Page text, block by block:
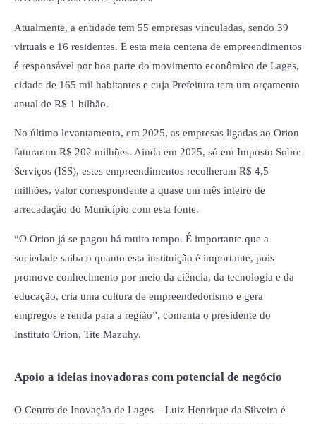
Atualmente, a entidade tem 55 empresas vinculadas, sendo 39
virtuais e 16 residentes. E esta meia centena de empreendimentos
é responsável por boa parte do movimento econômico de Lages,
cidade de 165 mil habitantes e cuja Prefeitura tem um orçamento
anual de R$ 1 bilhão.
No último levantamento, em 2025, as empresas ligadas ao Orion
faturaram R$ 202 milhões. Ainda em 2025, só em Imposto Sobre
Serviços (ISS), estes empreendimentos recolheram R$ 4,5
milhões, valor correspondente a quase um mês inteiro de
arrecadação do Município com esta fonte.
“O Orion já se pagou há muito tempo. É importante que a
sociedade saiba o quanto esta instituição é importante, pois
promove conhecimento por meio da ciência, da tecnologia e da
educação, cria uma cultura de empreendedorismo e gera
empregos e renda para a região”, comenta o presidente do
Instituto Orion, Tite Mazuhy.
Apoio a ideias inovadoras com potencial de negócio
O Centro de Inovação de Lages – Luiz Henrique da Silveira é